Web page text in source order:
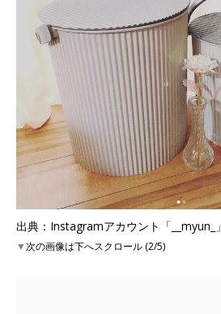
出典：Instagramアカウント「__myun_」
▼次の画像は下へスクロール (2/5)